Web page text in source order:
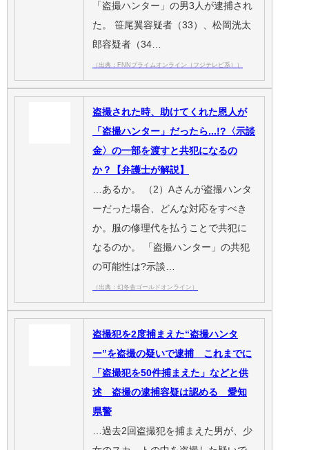
「盗撮ハンター」の男3人が逮捕され
た。 笹尾翼容疑者（33）、松岡洸太
郎容疑者（34…
（出典：FNNプライムオンライン（フジテレビ系））
盗撮された時、助けてくれた恩人が
「盗撮ハンター」だったら...!?〈示談
金〉の一部を渡すと共犯になるの
か？【弁護士が解説】
…あるか。 （2）Aさんが盗撮ハンタ
ーだった場合、どんな対応をすべき
か。服の修理代を払うことで共犯に
なるのか。 「盗撮ハンター」の共犯
の可能性は?示談…
（出典：幻冬舎ゴールドオンライン）
盗撮犯を2度捕まえた“盗撮ハンタ
ー”を盗撮の疑いで逮捕 これまでに
「盗撮犯を50件捕まえた」などと供
述 盗撮の逮捕容疑は認める 愛知
県警
…過去2回盗撮犯を捕まえた男が、少